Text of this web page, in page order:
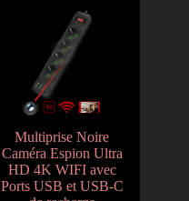
Multiprise Noire
Caméra Espion Ultra
HD 4K WIFI avec
Ports USB et USB-C